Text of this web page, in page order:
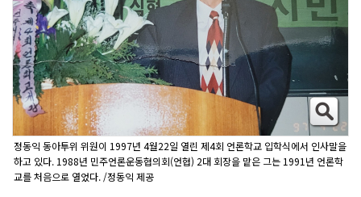
정동익 동아투위 위원이 1997년 4월22일 열린 제4회 언론학교 입학식에서 인사말을
하고 있다. 1988년 민주언론운동협의회(언협) 2대 회장을 맡은 그는 1991년 언론학
교를 처음으로 열었다. /정동익 제공